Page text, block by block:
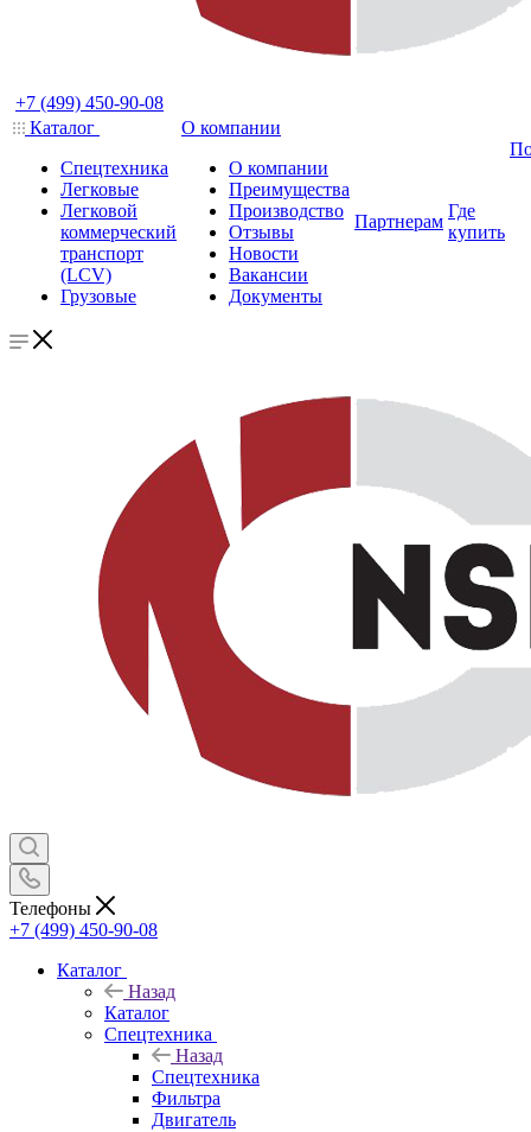
+7 (499) 450-90-08
Каталог
Спецтехника
Легковые
Легковой
коммерческий
транспорт
(LCV)
Грузовые
О компании
О компании
Преимущества
Производство
Отзывы
Новости
Вакансии
Документы
Партнерам
Где
купить
Телефоны
+7 (499) 450-90-08
Каталог
Назад
Каталог
Спецтехника
Назад
Спецтехника
Фильтра
Двигатель